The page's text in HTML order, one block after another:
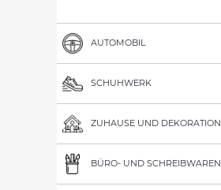
AUTOMOBIL
SCHUHWERK
ZUHAUSE UND DEKORATION
BÜRO- UND SCHREIBWAREN